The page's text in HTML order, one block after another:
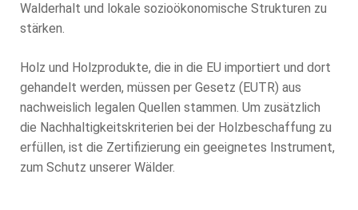
Walderhalt und lokale sozioökonomische Strukturen zu
stärken.
Holz und Holzprodukte, die in die EU importiert und dort
gehandelt werden, müssen per Gesetz (EUTR) aus
nachweislich legalen Quellen stammen. Um zusätzlich
die Nachhaltigkeitskriterien bei der Holzbeschaffung zu
erfüllen, ist die Zertifizierung ein geeignetes Instrument,
zum Schutz unserer Wälder.